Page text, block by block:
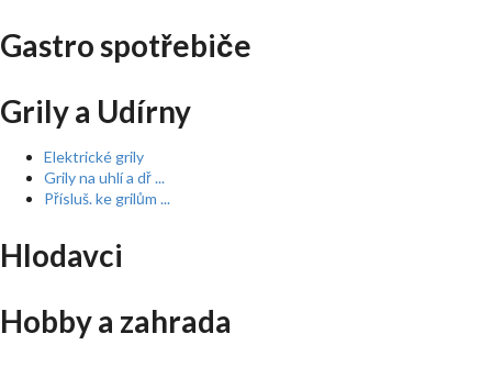
Gastro spotřebiče
Grily a Udírny
Elektrické grily
Grily na uhlí a dř ...
Přísluš. ke grilům ...
Hlodavci
Hobby a zahrada